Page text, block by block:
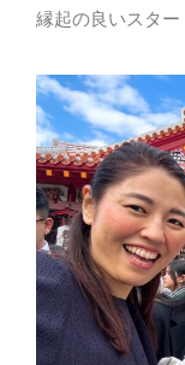
縁起の良いスター